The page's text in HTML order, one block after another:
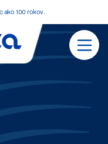
ako 100 rokov.